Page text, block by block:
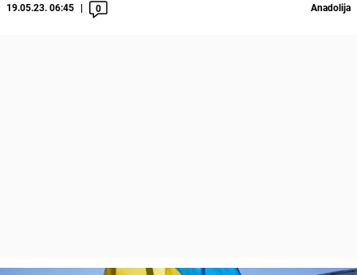
19.05.23. 06:45 0 Anadolija